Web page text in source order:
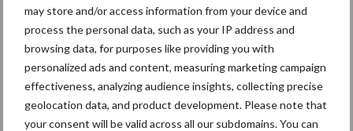
may store and/or access information from your device and
process the personal data, such as your IP address and
browsing data, for purposes like providing you with
personalized ads and content, measuring marketing campaign
effectiveness, analyzing audience insights, collecting precise
geolocation data, and product development. Please note that
your consent will be valid across all our subdomains. You can
Themapagina's
Diergezondheid Bemesting Fokkerij